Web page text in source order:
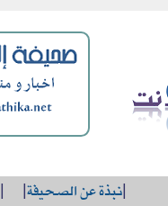
|نبذة عن الصحيفة|
|